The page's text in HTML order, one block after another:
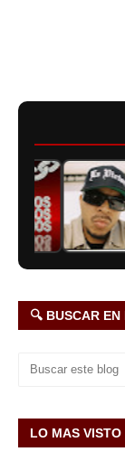
🔍 BUSCAR
LO MAS VISTO